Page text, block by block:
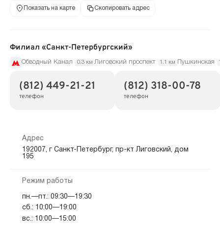
Показать на карте Скопировать адрес
Филиал «Санкт-Петербургский»
Обводный Канал 0.3 км Лиговский проспект 1.1 км Пушкинская
(812) 449-21-21
телефон
(812) 318-00-78
телефон
Адрес
192007, г Санкт-Петербург, пр-кт Лиговский, дом
195
Режим работы
пн.—пт.: 09:30—19:30
сб.: 10:00—19:00
вс.: 10:00—15:00